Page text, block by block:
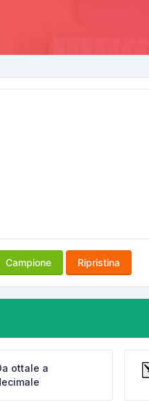
Campione Ripristina
ottale a